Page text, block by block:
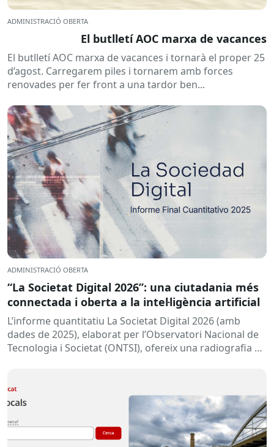
ADMINISTRACIÓ OBERTA
El butlletí AOC marxa de vacances
El butlletí AOC marxa de vacances i tornarà el proper 25
d’agost. Carregarem piles i tornarem amb forces
renovades per fer front a una tardor ben...
ADMINISTRACIÓ OBERTA
“La Societat Digital 2026”: una ciutadania més
connectada i oberta a la intel·ligència artificial
L’informe quantitatiu La Societat Digital 2026 (amb
dades de 2025), elaborat per l’Observatori Nacional de
Tecnologia i Societat (ONTSI), ofereix una radiografia de